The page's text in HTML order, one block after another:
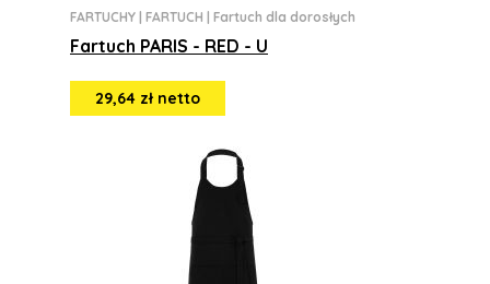
FARTUCHY FARTUCH Fartuch dla dorosłych
Fartuch PARIS - RED - U
29,64 zł netto